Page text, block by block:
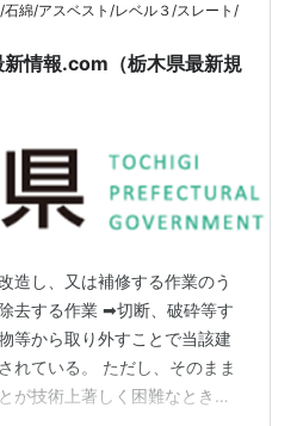
グタイプ８尺用とPEシート１
綿/アスベスト/レベル３/スレート/
情報.com（栃木県最新規
造し、又は補修する作業のう
去する作業 ➡切断、破砕等す
等から取り外すことで当該建
れている。 ただし、そのまま
が技術上著しく困難なとき又